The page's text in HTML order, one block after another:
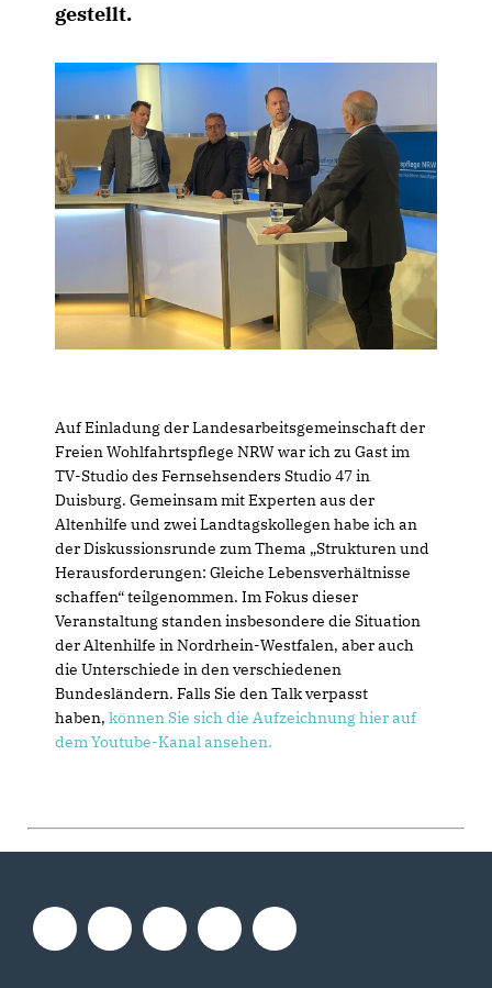
gestellt.
Auf Einladung der Landesarbeitsgemeinschaft der
Freien Wohlfahrtspflege NRW war ich zu Gast im
TV-Studio des Fernsehsenders Studio 47 in
Duisburg. Gemeinsam mit Experten aus der
Altenhilfe und zwei Landtagskollegen habe ich an
der Diskussionsrunde zum Thema „Strukturen und
Herausforderungen: Gleiche Lebensverhältnisse
schaffen“ teilgenommen. Im Fokus dieser
Veranstaltung standen insbesondere die Situation
der Altenhilfe in Nordrhein-Westfalen, aber auch
die Unterschiede in den verschiedenen
Bundesländern. Falls Sie den Talk verpasst
haben, können Sie sich die Aufzeichnung hier auf
dem Youtube-Kanal ansehen.